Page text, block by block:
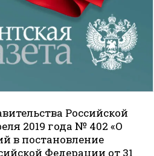
Российской
2019 года № 402 «О
в постановление
Федерации от 31